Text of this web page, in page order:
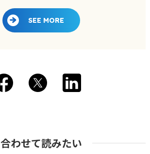
SEE MORE
合わせて読みたい